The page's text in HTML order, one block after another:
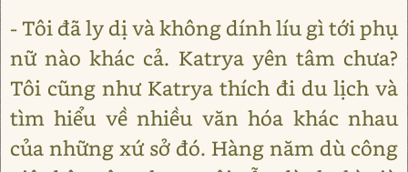
- Tôi đã ly dị và không dính líu gì tới phụ
nữ nào khác cả. Katrya yên tâm chưa?
Tôi cũng như Katrya thích đi du lịch và
tìm hiểu về nhiều văn hóa khác nhau
của những xứ sở đó. Hàng năm dù công